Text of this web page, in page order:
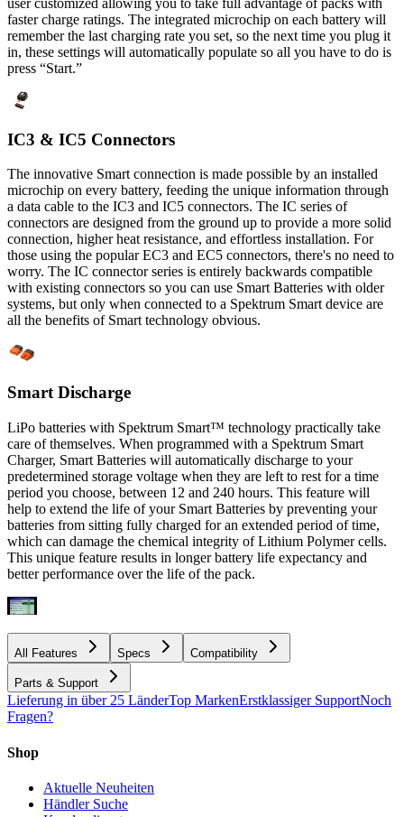
user customized allowing you to take full advantage of packs with
faster charge ratings. The integrated microchip on each battery will
remember the last charging rate you set, so the next time you plug it
in, these settings will automatically populate so all you have to do is
press “Start.”
IC3 & IC5 Connectors
The innovative Smart connection is made possible by an installed
microchip on every battery, feeding the unique information through
a data cable to the IC3 and IC5 connectors. The IC series of
connectors are designed from the ground up to provide a more solid
connection, higher heat resistance, and effortless installation. For
those using the popular EC3 and EC5 connectors, there's no need to
worry. The IC connector series is entirely backwards compatible
with existing connectors so you can use Smart Batteries with older
systems, but only when connected to a Spektrum Smart device are
all the benefits of Smart technology obvious.
Smart Discharge
LiPo batteries with Spektrum Smart™ technology practically take
care of themselves. When programmed with a Spektrum Smart
Charger, Smart Batteries will automatically discharge to your
predetermined storage voltage when they are left to rest for a time
period you choose, between 12 and 240 hours. This feature will
help to extend the life of your Smart Batteries by preventing your
batteries from sitting fully charged for an extended period of time,
which can damage the chemical integrity of Lithium Polymer cells.
This unique feature results in longer battery life expectancy and
better performance over the life of the pack.
All Features Specs Compatibility
Parts & Support
Lieferung in über 25 LänderTop MarkenErstklassiger SupportNoch
Fragen?
Shop
Aktuelle Neuheiten
Händler Suche